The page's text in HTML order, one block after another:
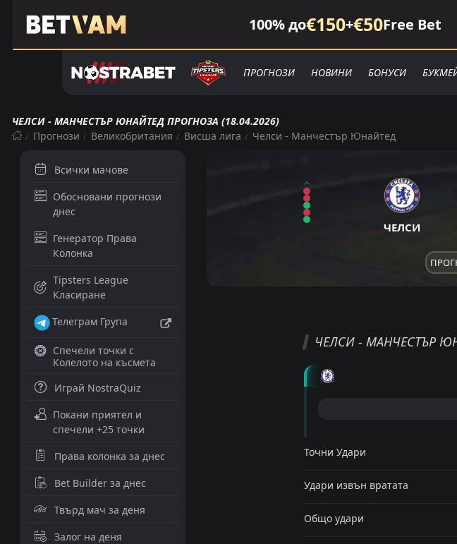
100% до€150+€50Free Bet
ПРОГНОЗИ НОВИНИ БОНУСИ
ЧЕЛСИ - МАНЧЕСТЪР ЮНАЙТЕД ПРОГНОЗА (18.04.2026)
Прогнози
Великобритания Висша лига Челси - Манчестър Юнайтед
Всички мачове
Обосновани прогнози
днес
Генератор Права
Колонка
Tipsters League
Класиране
Телеграм Група
Спечели точки с
Колелото на късмета
Играй NostraQuiz
Покани приятел и
спечели +25 точки
Права колонка за днес
Bet Builder за днес
Твърд мач за деня
Залог на деня
ЧЕЛСИ
ЧЕЛСИ - МАНЧЕСТЪР
Точни Удари
Удари извън вратата
Общо удари